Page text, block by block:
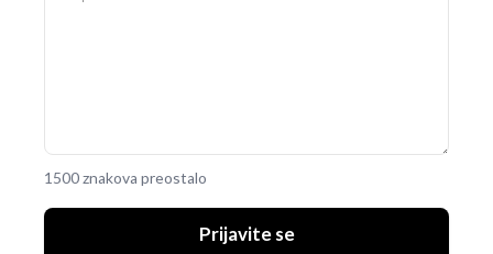
1500 znakova preostalo
Prijavite se